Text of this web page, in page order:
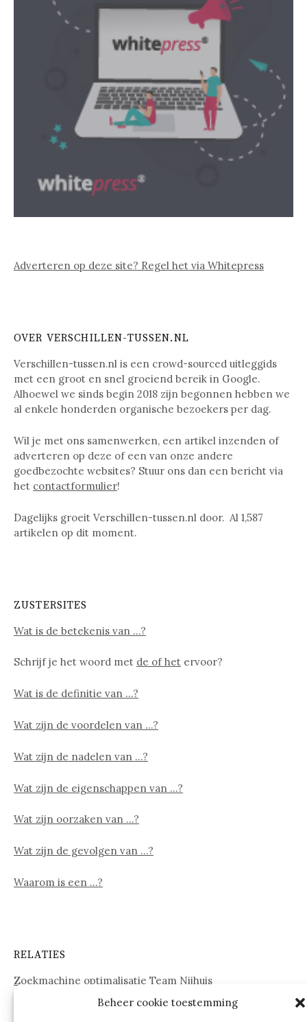
Beheer cookie toestemming
Adverteren op deze site? Regel het via Whitepress
OVER VERSCHILLEN-TUSSEN.NL
Verschillen-tussen.nl is een crowd-sourced uitleggids
met een groot en snel groeiend bereik in Google.
Alhoewel we sinds begin 2018 zijn begonnen hebben we
al enkele honderden organische bezoekers per dag.
Wil je met ons samenwerken, een artikel inzenden of
adverteren op deze of een van onze andere
goedbezochte websites? Stuur ons dan een bericht via
het contactformulier!
Dagelijks groeit Verschillen-tussen.nl door. Al 1,587
artikelen op dit moment.
ZUSTERSITES
Wat is de betekenis van …?
Schrijf je het woord met de of het ervoor?
Wat is de definitie van …?
Wat zijn de voordelen van …?
Wat zijn de nadelen van …?
Wat zijn de eigenschappen van …?
Wat zijn oorzaken van …?
Wat zijn de gevolgen van …?
Waarom is een …?
RELATIES
Zoekmachine optimalisatie Team Nijhuis